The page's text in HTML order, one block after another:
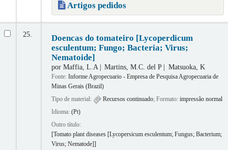
Artigos pedidos
25.
Doencas do tomateiro [Lycoperdicum
esculentum; Fungo; Bacteria; Virus;
Nematoide]
por Maffia, L.A Martins, M.C. del P Matsuoka, K
Fonte: Informe Agropecuario - Empresa de Pesquisa Agropecuaria de
Minas Gerais (Brazil)
Tipo de material:
Recursos continuado; Formato: impressão normal
Idioma: (Pt)
Outro título:
[Tomato plant diseases [Lycopersicum esculentum; Fungus; Bacterium;
Virus; Nematode]]